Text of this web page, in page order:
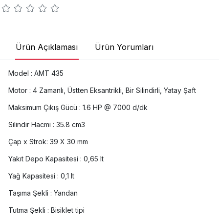
Ürün Açıklaması Ürün Yorumları
Model : AMT 435
Motor : 4 Zamanlı, Üstten Eksantrikli, Bir Silindirli, Yatay Şaft
Maksimum Çıkış Gücü : 1.6 HP @ 7000 d/dk
Silindir Hacmi : 35.8 cm3
Çap x Strok: 39 X 30 mm
Yakıt Depo Kapasitesi : 0,65 lt
Yağ Kapasitesi : 0,1 lt
Taşıma Şekli : Yandan
Tutma Şekli : Bisiklet tipi